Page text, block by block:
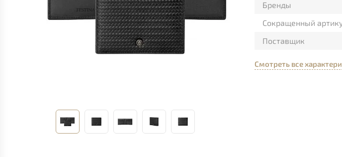
Бренды
Сокращенный
Поставщик
Смотреть все